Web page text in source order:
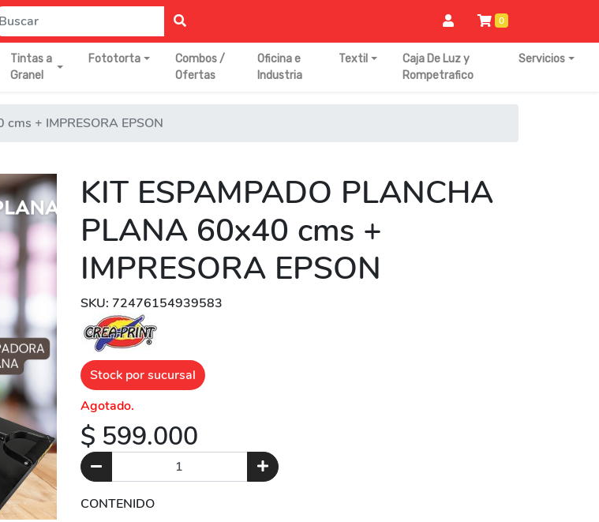
0
Tintas a
Granel
Fototorta
Combos /
Ofertas
Oficina e
Industria
Textil
Caja De Luz y
Rompetrafico
Servicios
+ IMPRESORA EPSON
KIT ESPAMPADO PLANCHA
PLANA 60x40 cms +
IMPRESORA EPSON
SKU: 72476154939583
Stock por sucursal
Agotado.
$ 599.000
CONTENIDO